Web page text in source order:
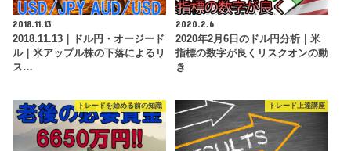
2018.11.13
2018.11.13｜ドル円・オージード
ル｜米アップル株の下落によるリ
ス…
2020.2.6
2020年2月6日のドル円分析｜米
指標の数字が良くリスクオンの動
き
トレードを始める前の知識 トレード上達講座